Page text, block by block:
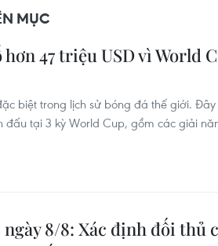
MỤC
hơn 47 triệu USD vì World
biệt trong lịch sử bóng đá thế giới.
tại 3 kỳ World Cup, gồm các giải
ngày 8/8: Xác định đối thủ